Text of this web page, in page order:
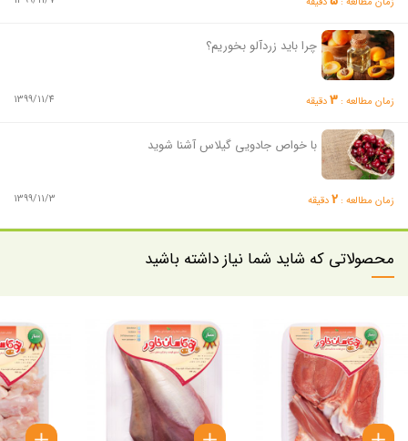
چرا باید زردآلو بخوریم؟
زمان مطالعه : 3دقیقه 1399/11/4
با خواص جادویی گیلاس آشنا شوید
زمان مطالعه : 2دقیقه 1399/11/3
محصولاتی که شاید شما نیاز داشته باشید